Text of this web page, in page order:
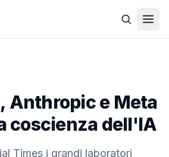
Anthropic e Meta
coscienza dell'IA
Times i grandi laboratori